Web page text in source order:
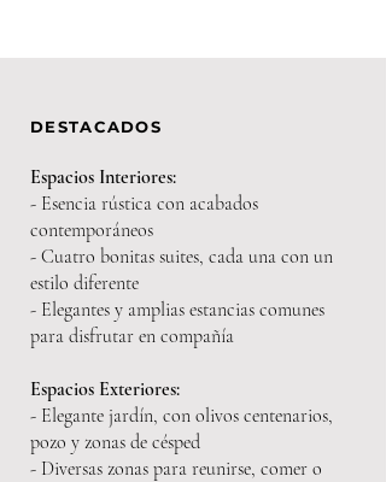
DESTACADOS
Espacios Interiores:
- Esencia rústica con acabados
contemporáneos
- Cuatro bonitas suites, cada una con un
estilo diferente
- Elegantes y amplias estancias comunes
para disfrutar en compañía
Espacios Exteriores:
- Elegante jardín, con olivos centenarios,
pozo y zonas de césped
- Diversas zonas para reunirse, comer o